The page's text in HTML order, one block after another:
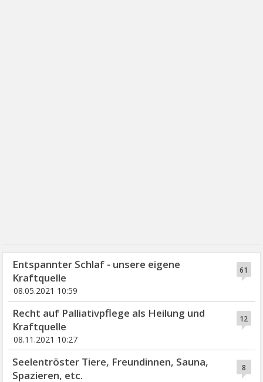
61
Entspannter Schlaf - unsere eigene
Kraftquelle
08.05.2021 10:59
12
Recht auf Palliativpflege als Heilung und
Kraftquelle
08.11.2021 10:27
8
Seelentröster Tiere, Freundinnen, Sauna,
Spazieren, etc.